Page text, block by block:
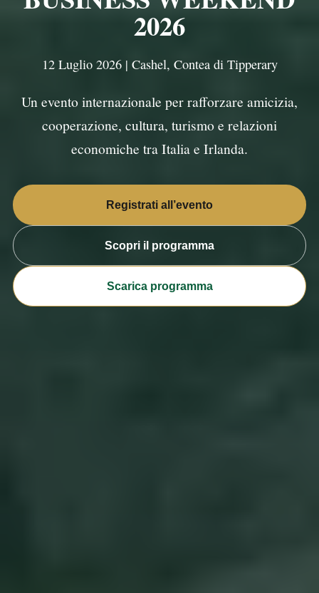
2026
12 Luglio 2026 | Cashel, Contea di Tipperary
Un evento internazionale per rafforzare amicizia,
cooperazione, cultura, turismo e relazioni
economiche tra Italia e Irlanda.
Registrati all’evento
Scopri il programma
Scarica programma